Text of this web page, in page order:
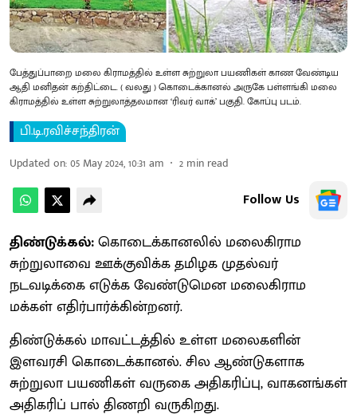
பேத்துப்பாறை மலை கிராமத்தில் உள்ள சுற்றுலா பயணிகள் காண வேண்டிய
ஆதி மனிதன் கற்திட்டை. ( வலது ) கொடைக்கானல் அருகே பள்ளங்கி மலை
கிராமத்தில் உள்ள சுற்றுலாத்தலமான ‘ரிவர் வாக்’ பகுதி. கோப்பு படம்.
பி.டி.ரவிச்சந்திரன்
Updated on:05 May 2024, 10:31 am 2 min read
Follow Us
திண்டுக்கல்:கொடைக்கானலில் மலைகிராம
சுற்றுலாவை ஊக்குவிக்க தமிழக முதல்வர்
நடவடிக்கை எடுக்க வேண்டுமென மலைகிராம
மக்கள் எதிர்பார்க்கின்றனர்.
திண்டுக்கல் மாவட்டத்தில் உள்ள மலைகளின்
இளவரசி கொடைக்கானல். சில ஆண்டுகளாக
சுற்றுலா பயணிகள் வருகை அதிகரிப்பு, வாகனங்கள்
அதிகரிப் பால் திணறி வருகிறது.